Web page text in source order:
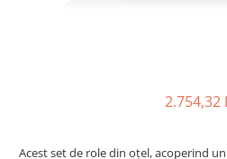
Strunguri universale cu viteza
2.754,32
Acest set de role din oțel, acoperind